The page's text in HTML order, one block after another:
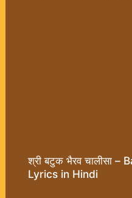
श्री बटुक भैरव चालीसा
Lyrics in Hindi